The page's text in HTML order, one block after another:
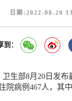
日期:2022-08-20
到：
卫生部8月20日发
院病例467人，其